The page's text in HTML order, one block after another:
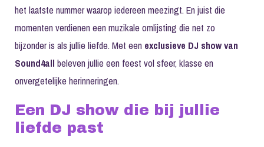
het laatste nummer waarop iedereen meezingt. En juist die
momenten verdienen een muzikale omlijsting die net zo
bijzonder is als jullie liefde. Met een exclusieve DJ show van
Sound4all beleven jullie een feest vol sfeer, klasse en
onvergetelijke herinneringen.
Een DJ show die bij jullie
liefde past